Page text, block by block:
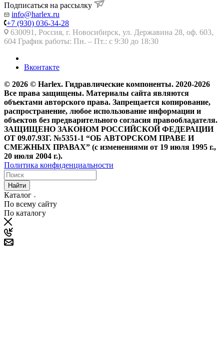
Подписаться на рассылку
info@harlex.ru
+7 (930) 036-34-28
630091, Россия, г. Новосибирск, ул. Державина 28, оф. 603,
604 График работы: Пн. – Пт.: с 9:30 до 18:30
Вконтакте
© 2026 © Harlex. Гидравлические компоненты. 2020-2026
Все права защищены. Материалы сайта являются
объектами авторского права. Запрещается копирование,
распространение, любое использование информации и
объектов без предварительного согласия правообладателя.
ЗАЩИЩЕНО ЗАКОНОМ РОССИЙСКОЙ ФЕДЕРАЦИИ
ОТ 09.07.93Г. №5351-1 “ОБ АВТОРСКОМ ПРАВЕ И
СМЕЖНЫХ ПРАВАХ” (с изменениями от 19 июля 1995 г.,
20 июля 2004 г.).
Политика конфиденциальности
Найти
Каталог
По всему сайту
По каталогу